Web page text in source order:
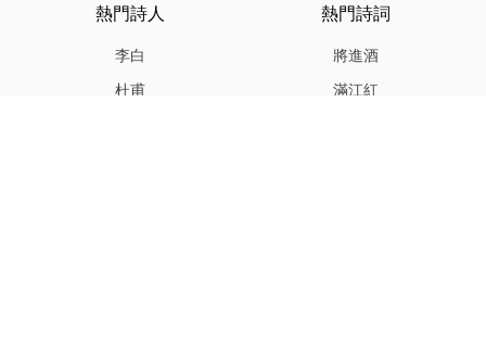
熱門詩人
李白
杜甫
熱門詩詞
將進酒
滿江紅